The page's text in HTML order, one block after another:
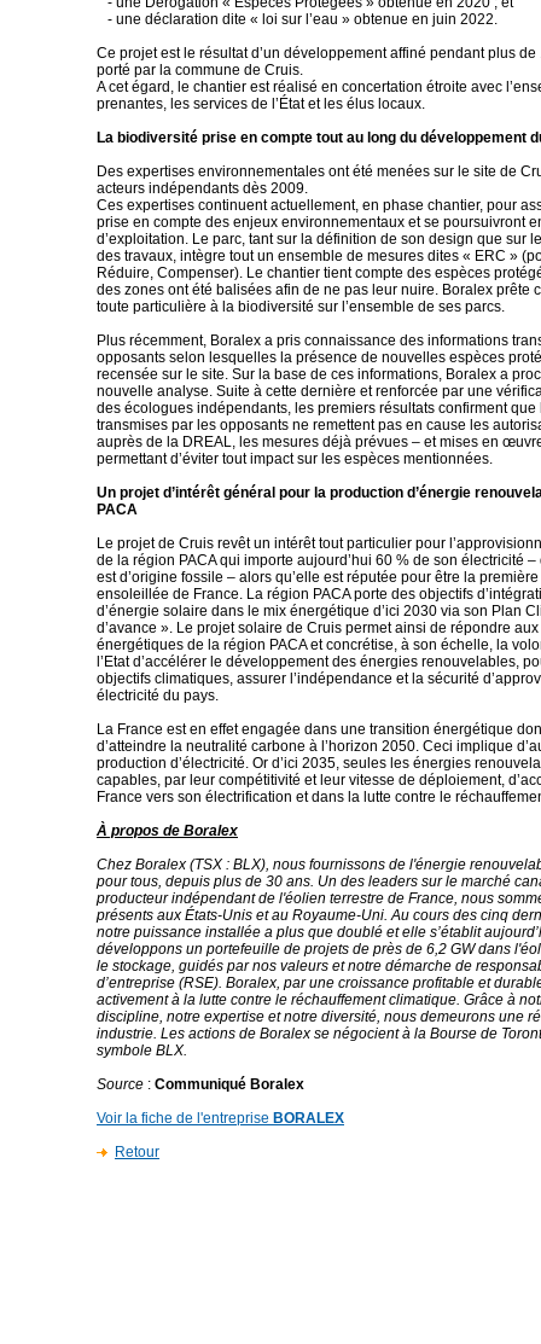
- une déclaration dite « loi sur l’eau » obtenue en juin 2022.
Ce projet est le résultat d’un développement affiné pendant plus de
porté par la commune de Cruis.
A cet égard, le chantier est réalisé en concertation étroite avec
prenantes, les services de l’État et les élus locaux.
La biodiversité prise en compte tout au long du développement
Des expertises environnementales ont été menées sur le site de
acteurs indépendants dès 2009.
Ces expertises continuent actuellement, en phase chantier, pour
prise en compte des enjeux environnementaux et se poursuivront
d’exploitation. Le parc, tant sur la définition de son design que sur
des travaux, intègre tout un ensemble de mesures dites « ERC »
Réduire, Compenser). Le chantier tient compte des espèces
des zones ont été balisées afin de ne pas leur nuire. Boralex prête
toute particulière à la biodiversité sur l’ensemble de ses parcs.
Plus récemment, Boralex a pris connaissance des informations
opposants selon lesquelles la présence de nouvelles espèces
recensée sur le site. Sur la base de ces informations, Boralex a
nouvelle analyse. Suite à cette dernière et renforcée par une
des écologues indépendants, les premiers résultats confirment que
transmises par les opposants ne remettent pas en cause les
auprès de la DREAL, les mesures déjà prévues – et mises en
permettant d’éviter tout impact sur les espèces mentionnées.
Un projet d’intérêt général pour la production d’énergie
PACA
Le projet de Cruis revêt un intérêt tout particulier pour
de la région PACA qui importe aujourd’hui 60 % de son électricité
est d’origine fossile – alors qu’elle est réputée pour être la
ensoleillée de France. La région PACA porte des objectifs
d’énergie solaire dans le mix énergétique d’ici 2030 via son Plan
d’avance ». Le projet solaire de Cruis permet ainsi de répondre
énergétiques de la région PACA et concrétise, à son échelle, la
l’Etat d’accélérer le développement des énergies renouvelables,
objectifs climatiques, assurer l’indépendance et la sécurité
électricité du pays.
La France est en effet engagée dans une transition énergétique
d’atteindre la neutralité carbone à l’horizon 2050. Ceci implique
production d’électricité. Or d’ici 2035, seules les énergies
capables, par leur compétitivité et leur vitesse de déploiement,
France vers son électrification et dans la lutte contre le
À propos de Boralex
Chez Boralex (TSX : BLX), nous fournissons de l'énergie
pour tous, depuis plus de 30 ans. Un des leaders sur le marché
producteur indépendant de l'éolien terrestre de France, nous
présents aux États-Unis et au Royaume-Uni. Au cours des cinq
notre puissance installée a plus que doublé et elle s’établit
développons un portefeuille de projets de près de 6,2 GW dans
le stockage, guidés par nos valeurs et notre démarche de
d’entreprise (RSE). Boralex, par une croissance profitable et
activement à la lutte contre le réchauffement climatique. Grâce à
discipline, notre expertise et notre diversité, nous demeurons une
industrie. Les actions de Boralex se négocient à la Bourse de
symbole BLX.
Source : Communiqué Boralex
Voir la fiche de l'entreprise BORALEX
Retour